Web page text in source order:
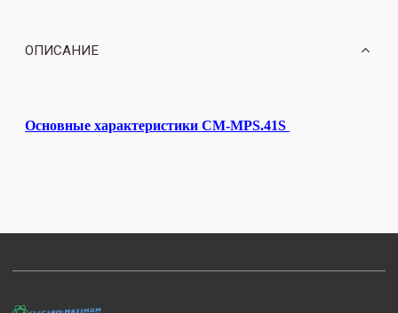
ОПИСАНИЕ
Основные характеристикиCM-MPS.41S